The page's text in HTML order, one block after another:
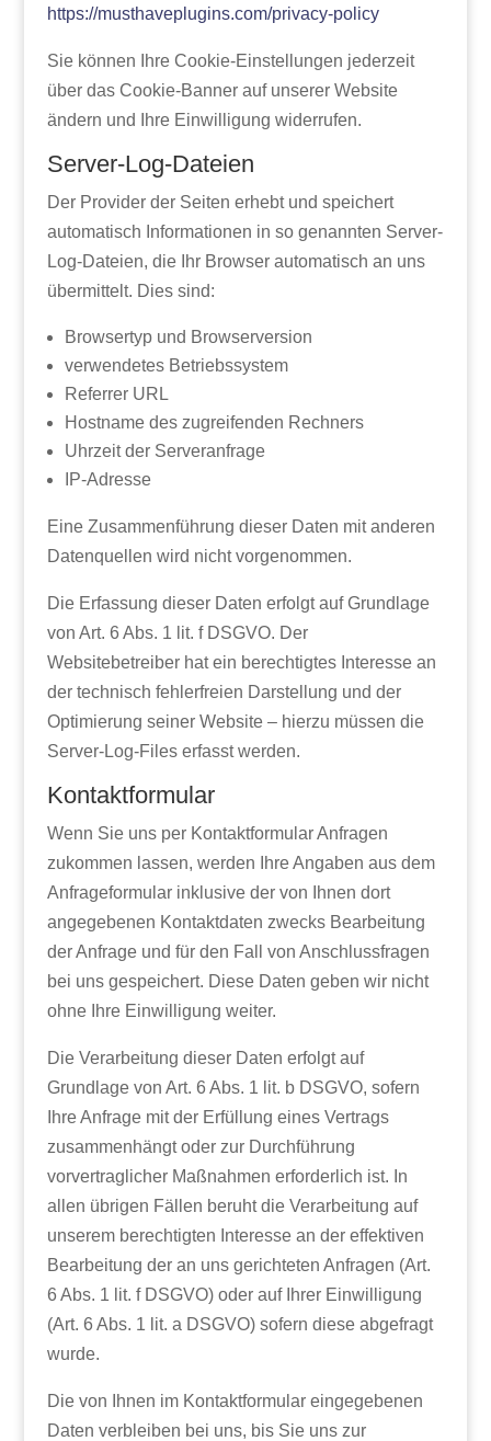
https://musthaveplugins.com/privacy-policy
Sie können Ihre Cookie-Einstellungen jederzeit
über das Cookie-Banner auf unserer Website
ändern und Ihre Einwilligung widerrufen.
Server-Log-Dateien
Der Provider der Seiten erhebt und speichert
automatisch Informationen in so genannten Server-
Log-Dateien, die Ihr Browser automatisch an uns
übermittelt. Dies sind:
Browsertyp und Browserversion
verwendetes Betriebssystem
Referrer URL
Hostname des zugreifenden Rechners
Uhrzeit der Serveranfrage
IP-Adresse
Eine Zusammenführung dieser Daten mit anderen
Datenquellen wird nicht vorgenommen.
Die Erfassung dieser Daten erfolgt auf Grundlage
von Art. 6 Abs. 1 lit. f DSGVO. Der
Websitebetreiber hat ein berechtigtes Interesse an
der technisch fehlerfreien Darstellung und der
Optimierung seiner Website – hierzu müssen die
Server-Log-Files erfasst werden.
Kontaktformular
Wenn Sie uns per Kontaktformular Anfragen
zukommen lassen, werden Ihre Angaben aus dem
Anfrageformular inklusive der von Ihnen dort
angegebenen Kontaktdaten zwecks Bearbeitung
der Anfrage und für den Fall von Anschlussfragen
bei uns gespeichert. Diese Daten geben wir nicht
ohne Ihre Einwilligung weiter.
Die Verarbeitung dieser Daten erfolgt auf
Grundlage von Art. 6 Abs. 1 lit. b DSGVO, sofern
Ihre Anfrage mit der Erfüllung eines Vertrags
zusammenhängt oder zur Durchführung
vorvertraglicher Maßnahmen erforderlich ist. In
allen übrigen Fällen beruht die Verarbeitung auf
unserem berechtigten Interesse an der effektiven
Bearbeitung der an uns gerichteten Anfragen (Art.
6 Abs. 1 lit. f DSGVO) oder auf Ihrer Einwilligung
(Art. 6 Abs. 1 lit. a DSGVO) sofern diese abgefragt
wurde.
Die von Ihnen im Kontaktformular eingegebenen
Daten verbleiben bei uns, bis Sie uns zur